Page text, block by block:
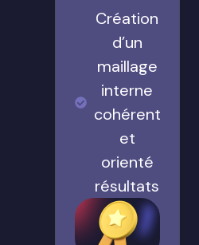
Création
d’un
maillage
interne
cohérent
et
orienté
résultats